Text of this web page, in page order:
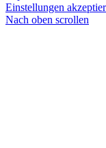
Einstellungen
Nach oben scrollen